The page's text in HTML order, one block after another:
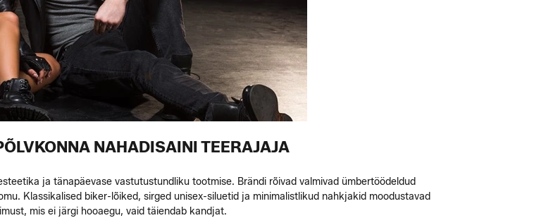
NAHADISAINI TEERAJAJA
ja tänapäevase vastutustundliku tootmise. Brändi rõivad valmivad ümbertöödeldud
Klassikalised biker-lõiked, sirged unisex-siluetid ja minimalistlikud nahkjakid moodustavad
mis ei järgi hooaegu, vaid täiendab kandjat.